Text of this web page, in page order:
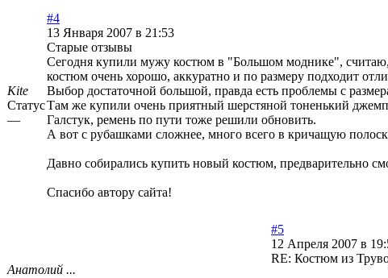
Kite
Статус
—
#4
13 Января 2007 в 21:53
Старые отзывы
Сегодня купили мужу костюм в "Большом моднике", считаю,
костюм очень хорошо, аккуратно и по размеру подходит
Выбор достаточной большой, правда есть проблемы с
Там же купили очень приятный шерстяной тоненький
Галстук, ремень по пути тоже решили обновить.
А вот с рубашками сложнее, много всего в кричащую
Давно собирались купить новый костюм, предварительно
Спасибо автору сайта!
Анатолий ...
#5
12 Апреля 2007 в
RE: Костюм из